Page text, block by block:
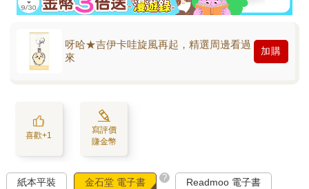
呀哈★吉伊卡哇旋風再起，精選周邊看過
來
加購
喜歡+1
寫評價
賺金幣
紙本平裝 金石堂 電子書 ? Readmoo 電子書